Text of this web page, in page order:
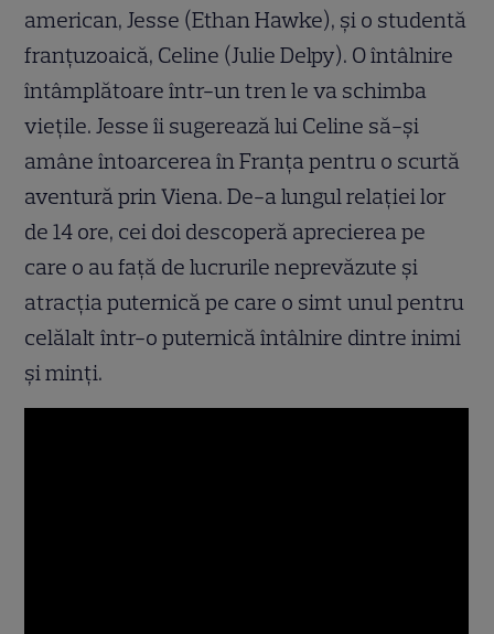
american, Jesse (Ethan Hawke), şi o studentă
franţuzoaică, Celine (Julie Delpy). O întâlnire
întâmplătoare într-un tren le va schimba
vieţile. Jesse îi sugerează lui Celine să-şi
amâne întoarcerea în Franţa pentru o scurtă
aventură prin Viena. De-a lungul relaţiei lor
de 14 ore, cei doi descoperă aprecierea pe
care o au faţă de lucrurile neprevăzute şi
atracţia puternică pe care o simt unul pentru
celălalt într-o puternică întâlnire dintre inimi
şi minţi.